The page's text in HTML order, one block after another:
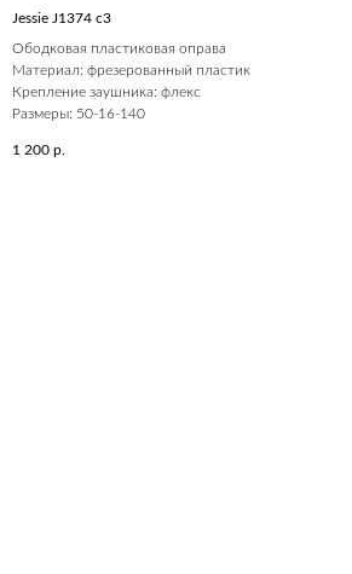
Jessie J1374 c3
Ободковая пластиковая оправа
Материал: фрезерованный пластик
Крепление заушника: флекс
Размеры: 50-16-140
1 200 р.